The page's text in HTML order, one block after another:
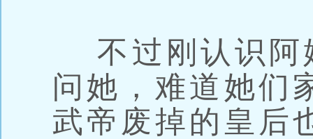
不过刚认识阿
问她，难道她们
武帝废掉的皇后